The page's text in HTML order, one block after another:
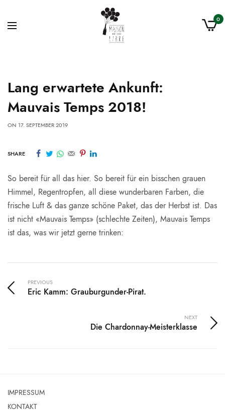
0
Lang erwartete Ankunft:
Mauvais Temps 2018!
ON 17. SEPTEMBER 2019
SHARE
So bereit für all das hier. So bereit für ein bisschen grauen
Himmel, Regentropfen, all diese wunderbaren Farben, die
frische Luft & das ganze schöne Paket, das der Herbst ist. Das
ist nicht «Mauvais Temps» (schlechte Zeiten), Mauvais Temps
ist das, was wir jetzt gerne trinken:
PREVIOUS
Eric Kamm: Grauburgunder-Pirat.
NEXT
Die Chardonnay-Meisterklasse
IMPRESSUM
KONTAKT